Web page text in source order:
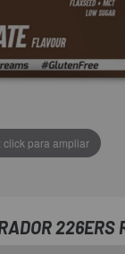
click para ampliar
226ERS